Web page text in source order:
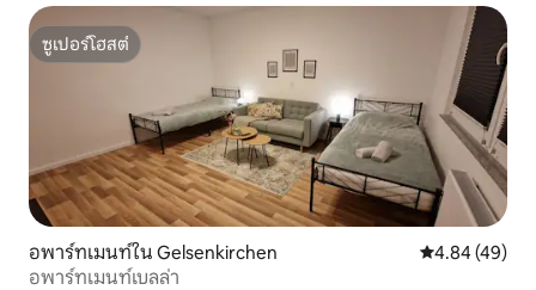
ซูเปอร์โฮสต์
ซูเปอร์โฮสต์
อพาร์ทเมนท์ใน Gelsenkirchen คะแนนเฉลี่ย
4.84 (49)
อพาร์ทเมนท์เบลล่า